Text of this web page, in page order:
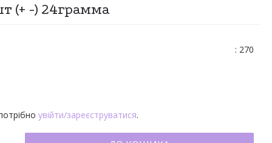
(+ -) 24грамма
: 270
увійти/зареєструватися.